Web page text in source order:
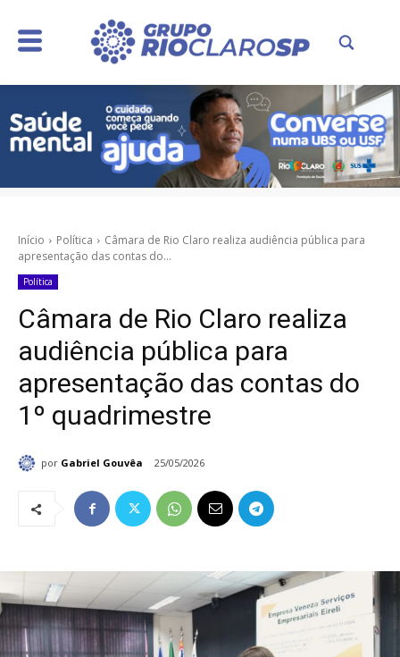
Início Política
Câmara de Rio Claro realiza audiência pública para
apresentação das contas do...
Política
Câmara de Rio Claro realiza
audiência pública para
apresentação das contas do
1º quadrimestre
por Gabriel Gouvêa 25/05/2026